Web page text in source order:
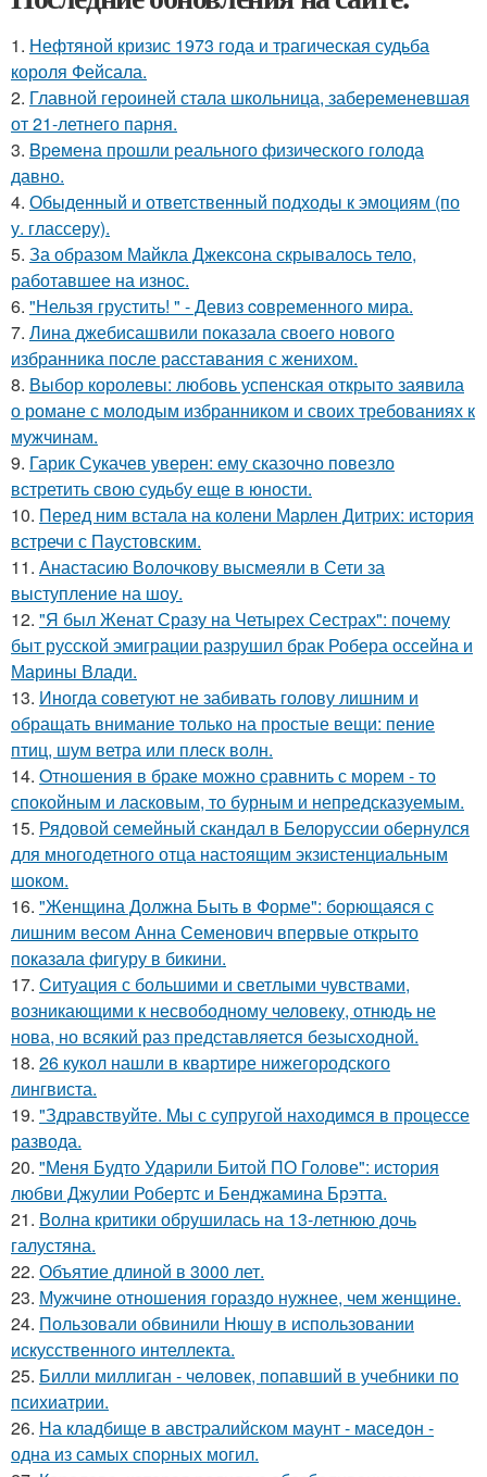
1. Нефтяной кризис 1973 года и трагическая судьба
короля Фейсала.
2. Главной героиней стала школьница, забеременевшая
от 21-летнего парня.
3. Bpeмена прошли реального физического голода
давно.
4. Обыденный и ответственный подходы к эмоциям (по
у. глассеру).
5. За образом Майкла Джексона скрывалось тело,
работавшее на износ.
6. "Нельзя грустить! " - Девиз coвременного мира.
7. Лина джебисашвили показала своего нового
избранника после расставания с женихом.
8. Выбор королевы: любовь успенская открыто заявила
о романе с молодым избранником и своих требованиях к
мужчинам.
9. Гарик Сукачев уверен: ему сказочно повезло
встретить свою судьбу еще в юности.
10. Перед ним встала на колени Марлен Дитрих: история
встречи с Паустовским.
11. Анастасию Волочкову высмеяли в Сети за
выступление на шоу.
12. "Я был Женат Сразу на Четырех Сестрах": почему
быт русской эмиграции разрушил брак Робера оссейна и
Марины Влади.
13. Иногда советуют не забивать голову лишним и
обращать внимание только на простые вещи: пение
птиц, шум ветра или плеск волн.
14. Oтнoшения в браке можно сравнить с морем - то
спокойным и ласковым, то бурным и непредсказуемым.
15. Рядовой семейный скандал в Белоруссии обернулся
для многодетного отца настоящим экзистенциальным
шоком.
16. "Женщина Должна Быть в Форме": борющаяся с
лишним весом Анна Семенович впервые открыто
показала фигуру в бикини.
17. Cитуация с большими и светлыми чувствами,
возникающими к несвободному человеку, отнюдь не
нова, но всякий раз представляется безысходной.
18. 26 кукол нашли в квартире нижегородского
лингвиста.
19. "Здравствуйте. Mы с супругой находимся в процессе
развода.
20. "Меня Будто Ударили Битой ПО Голове": история
любви Джулии Робертс и Бенджамина Брэтта.
21. Волна критики обрушилась на 13-летнюю дочь
галустяна.
22. Объятие длиной в 3000 лет.
23. Мужчине отношения гораздо нужнее, чем женщине.
24. Пользовали обвинили Нюшу в использовании
искусственного интеллекта.
25. Билли миллиган - чeловек, попавший в учебники по
психиатрии.
26. На кладбище в австpалийском маунт - маседон -
одна из самых спopных могил.